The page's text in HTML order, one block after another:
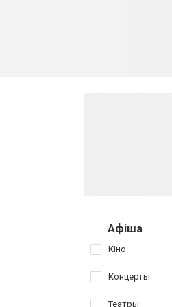
Афіша
Кіно
Концерты
Театры